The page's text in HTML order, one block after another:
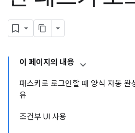
이 페이지의 내용
패스키로 로그인할 때 양식 자동 완
유
조건부 UI 사용